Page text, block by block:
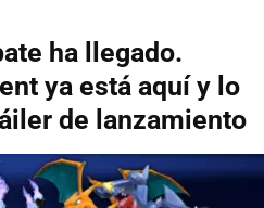
ha llegado.
ya está aquí y lo
de lanzamiento